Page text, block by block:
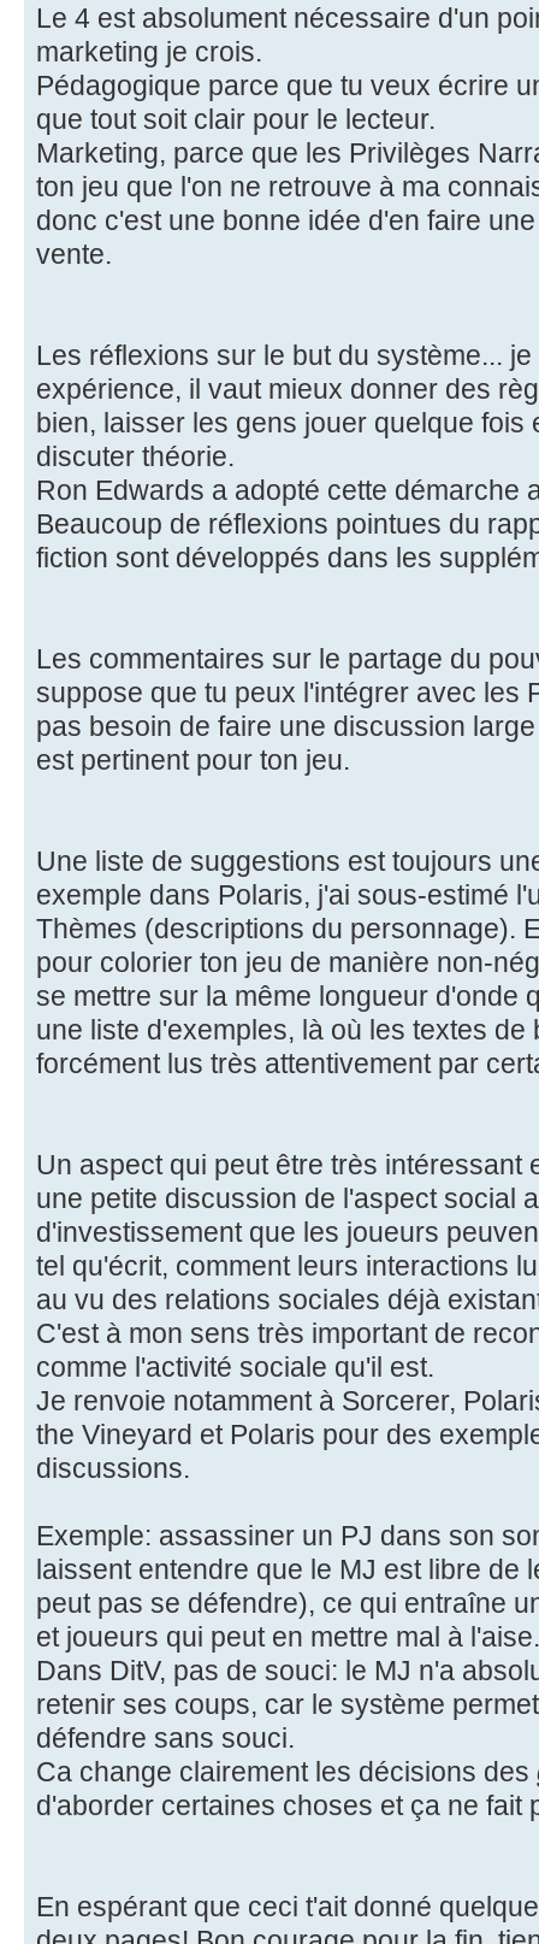
Le 4 est absolument nécessaire d'un
marketing je crois.
Pédagogique parce que tu veux écrire
que tout soit clair pour le lecteur.
Marketing, parce que les Privilèges
ton jeu que l'on ne retrouve à ma
donc c'est une bonne idée d'en faire
vente.
Les réflexions sur le but du système...
expérience, il vaut mieux donner des
bien, laisser les gens jouer quelque fois
discuter théorie.
Ron Edwards a adopté cette démarche
Beaucoup de réflexions pointues du
fiction sont développés dans les
Les commentaires sur le partage du
suppose que tu peux l'intégrer avec les
pas besoin de faire une discussion
est pertinent pour ton jeu.
Une liste de suggestions est toujours
exemple dans Polaris, j'ai sous-estimé
Thèmes (descriptions du personnage).
pour colorier ton jeu de manière non-
se mettre sur la même longueur d'onde
une liste d'exemples, là où les textes
forcément lus très attentivement par
Un aspect qui peut être très intéressant
une petite discussion de l'aspect social
d'investissement que les joueurs
tel qu'écrit, comment leurs interactions
au vu des relations sociales déjà
C'est à mon sens très important de
comme l'activité sociale qu'il est.
Je renvoie notamment à Sorcerer,
the Vineyard et Polaris pour des
discussions.
Exemple: assassiner un PJ dans son
laissent entendre que le MJ est libre de
peut pas se défendre), ce qui entraîne
et joueurs qui peut en mettre mal à l'aise.
Dans DitV, pas de souci: le MJ n'a
retenir ses coups, car le système
défendre sans souci.
Ca change clairement les décisions des
d'aborder certaines choses et ça ne fait
En espérant que ceci t'ait donné